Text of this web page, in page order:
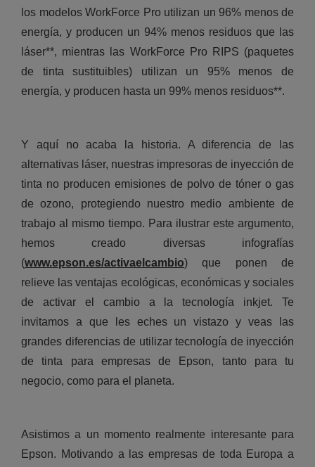
los modelos WorkForce Pro utilizan un 96% menos de
energía, y producen un 94% menos residuos que las
láser**, mientras las WorkForce Pro RIPS (paquetes
de tinta sustituibles) utilizan un 95% menos de
energía, y producen hasta un 99% menos residuos**.
Y aquí no acaba la historia. A diferencia de las
alternativas láser, nuestras impresoras de inyección de
tinta no producen emisiones de polvo de tóner o gas
de ozono, protegiendo nuestro medio ambiente de
trabajo al mismo tiempo. Para ilustrar este argumento,
hemos creado diversas infografías
(www.epson.es/activaelcambio) que ponen de
relieve las ventajas ecológicas, económicas y sociales
de activar el cambio a la tecnología inkjet. Te
invitamos a que les eches un vistazo y veas las
grandes diferencias de utilizar tecnología de inyección
de tinta para empresas de Epson, tanto para tu
negocio, como para el planeta.
Asistimos a un momento realmente interesante para
Epson. Motivando a las empresas de toda Europa a